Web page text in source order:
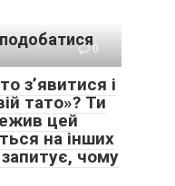
0
з’явитися і
тато»? Ти
цей
на інших
чому